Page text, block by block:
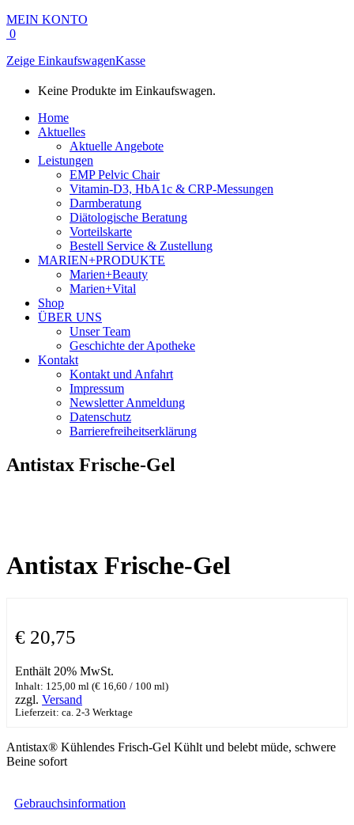
MEIN KONTO
0
Zeige EinkaufswagenKasse
Keine Produkte im Einkaufswagen.
Home
Aktuelles
Aktuelle Angebote
Leistungen
EMP Pelvic Chair
Vitamin-D3, HbA1c & CRP-Messungen
Darmberatung
Diätologische Beratung
Vorteilskarte
Bestell Service & Zustellung
MARIEN+PRODUKTE
Marien+Beauty
Marien+Vital
Shop
ÜBER UNS
Unser Team
Geschichte der Apotheke
Kontakt
Kontakt und Anfahrt
Impressum
Newsletter Anmeldung
Datenschutz
Barrierefreiheitserklärung
Antistax Frische-Gel
Antistax Frische-Gel
€ 20,75
Enthält 20% MwSt.
Inhalt: 125,00 ml (€ 16,60 / 100 ml)
zzgl. Versand
Lieferzeit: ca. 2-3 Werktage
Antistax® Kühlendes Frisch-Gel Kühlt und belebt müde, schwere
Beine sofort
Gebrauchsinformation